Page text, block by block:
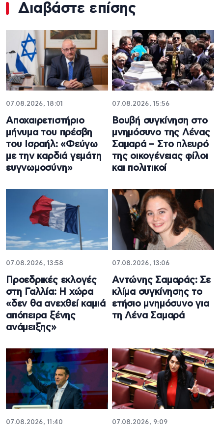
Διαβάστε επίσης
07.08.2026, 18:01
Αποχαιρετιστήριο
μήνυμα του πρέσβη
του Ισραήλ: «Φεύγω
με την καρδιά γεμάτη
ευγνωμοσύνη»
07.08.2026, 15:56
Βουβή συγκίνηση στο
μνημόσυνο της Λένας
Σαμαρά – Στο πλευρό
της οικογένειας φίλοι
και πολιτικοί
07.08.2026, 13:58
Προεδρικές εκλογές
στη Γαλλία: Η χώρα
«δεν θα ανεχθεί καμιά
απόπειρα ξένης
ανάμειξης»
07.08.2026, 13:06
Αντώνης Σαμαράς: Σε
κλίμα συγκίνησης το
ετήσιο μνημόσυνο για
τη Λένα Σαμαρά
07.08.2026, 11:40 07.08.2026, 9:09